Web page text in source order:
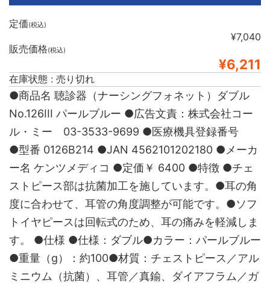
定価(税込)
¥7,040
販売価格(税込)
¥6,211
在庫状態 : 売り切れ
●商品名 聴診器（ナーシングフォネット）ダブル
No.126III パールブルー ●広告文責：株式会社コー
ル・ミー 03-3533-9699 ●医療機具登録番号
●型番 0126B214 ●JAN 4562101202180 ●メーカ
ー名 ケンツメディコ ●定価￥ 6400 ●特徴 ●チェ
ストピース部は抗菌加工を施しています。●耳の角
度に合わせて、耳管の角度調整が可能です。●ソフ
トイヤピースは回転式のため、耳の痛みを軽減しま
す。 ●仕様 ●仕様：ダブル●カラー：パールブルー
●重量（g）：約100●材質：チェストピース／アル
ミニウム（抗菌）、耳管／真鍮、ダイアフラム／ガ